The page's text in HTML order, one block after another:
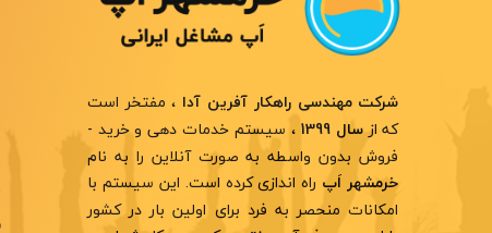
شرکت مهندسی راهکار آفرین آدا ، مفتخر است
که ازسال 1399
، سیستم خدمات دهی و خرید -
فروش بدون واسطه به صورت آنلاین را به نام
خرمشهر اَپ راه اندازی کرده است. این سیستم با
امکانات منحصر به فرد برای اولین بار در کشور